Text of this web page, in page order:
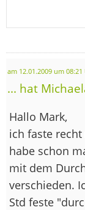
am 12.01.2009 um 08:21
... hat
Hallo Mark,
ich faste
habe schon
mit dem
verschieden.
Std feste